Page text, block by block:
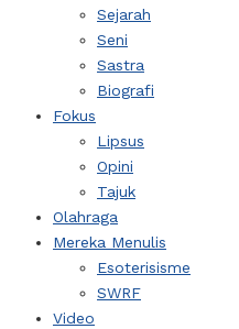
Sejarah
Seni
Sastra
Biografi
Fokus
Lipsus
Opini
Tajuk
Olahraga
Mereka Menulis
Esoterisisme
SWRF
Video